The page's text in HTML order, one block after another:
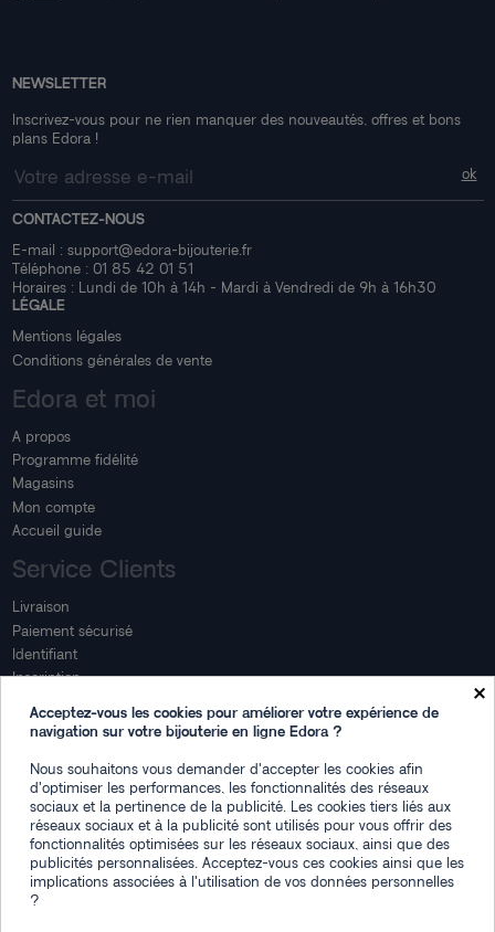
NEWSLETTER
Inscrivez-vous pour ne rien manquer des nouveautés, offres et bons
plans Edora !
CONTACTEZ-NOUS
E-mail : support@edora-bijouterie.fr
Téléphone : 01 85 42 01 51
Horaires : Lundi de 10h à 14h - Mardi à Vendredi de 9h à 16h30
LÉGALE
Mentions légales
Conditions générales de vente
Edora et moi
A propos
Programme fidélité
Magasins
Mon compte
Accueil guide
Service Clients
Livraison
Paiement sécurisé
Identifiant
Inscription
Mon espace
Suivi de commande
Connexion
Créez votre compte
Des questions
Contactez-nous
×
Acceptez-vous les cookies pour améliorer votre expérience de
navigation sur votre bijouterie en ligne Edora ?
Nous souhaitons vous demander d'accepter les cookies afin
d'optimiser les performances, les fonctionnalités des réseaux
sociaux et la pertinence de la publicité. Les cookies tiers liés aux
réseaux sociaux et à la publicité sont utilisés pour vous offrir des
fonctionnalités optimisées sur les réseaux sociaux, ainsi que des
publicités personnalisées. Acceptez-vous ces cookies ainsi que les
implications associées à l'utilisation de vos données personnelles
?